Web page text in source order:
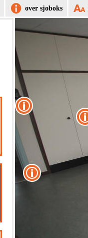
over sjoboks